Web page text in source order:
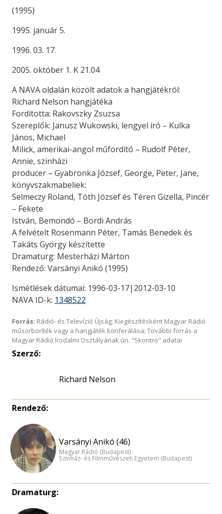
(1995)
1995. január 5.
1996. 03. 17.
2005. október 1. K 21.04
A NAVA oldalán közölt adatok a hangjátékról:
Richard Nelson hangjátéka
Fordította: Rakovszky Zsuzsa
Szereplők: Janusz Wukowski, lengyel író – Kulka
János, Michael
Milick, amerikai-angol műfordító – Rudolf Péter,
Annie, szinházi
producer – Gyabronka József, George, Peter, Jane,
könyvszakmabeliek:
Selmeczy Roland, Tóth József és Téren Gizella, Pincér
– Fekete
István, Bemondó – Bordi András
A felvételt Rosenmann Péter, Tamás Benedek és
Takáts György készítette
Dramaturg: Mesterházi Márton
Rendező: Varsányi Anikó (1995)
Ismétlések dátumai: 1996-03-17|2012-03-10
NAVA ID-k: 1348522
Forrás: Rádió- és Televízió Újság; Kiegészítésként Magyar Rádió
műsorboríték vagy a hangjáték konferálása; További forrás a
Magyar Rádió Irodalmi Osztályának ún. "Skontró" adatai
Szerző:
Richard Nelson
Rendező:
Varsányi Anikó (46)
Magyar Rádió (Budapest)
Színház- és Filmművészeti Egyetem (Budapest)
Dramaturg: